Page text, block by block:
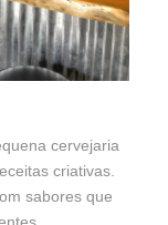
cervejaria
criativas.
sabores que